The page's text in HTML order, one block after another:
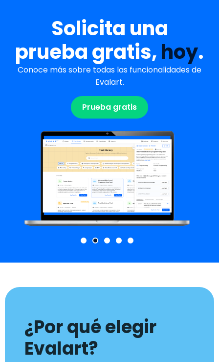
Solicita una
prueba gratis,hoy.
Conoce más sobre todas las funcionalidades de
Evalart.
Prueba gratis
¿Por qué elegir
Evalart?